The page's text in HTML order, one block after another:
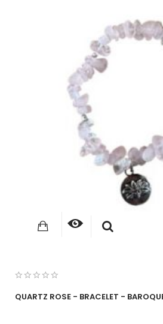
QUARTZ ROSE - BRACELET -